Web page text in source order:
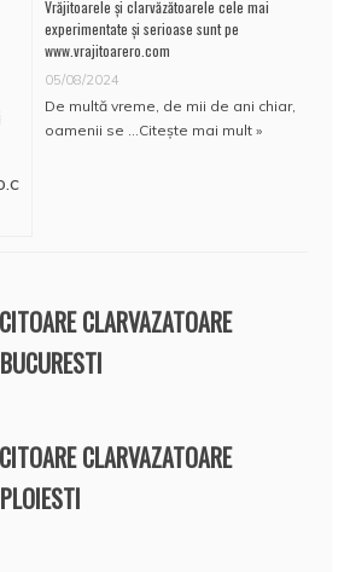
Vrăjitoarele și clarvăzătoarele cele mai
experimentate și serioase sunt pe
www.vrajitoarero.com
05/08/2024
De multă vreme, de mii de ani chiar,
oamenii se … Citește mai mult »
CLARVAZATOARE
CLARVAZATOARE